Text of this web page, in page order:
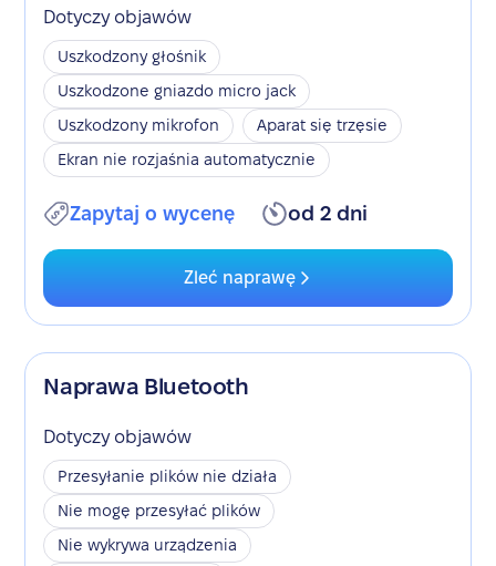
Dotyczy objawów
Uszkodzony głośnik
Uszkodzone gniazdo micro jack
Uszkodzony mikrofon
Aparat się trzęsie
Ekran nie rozjaśnia automatycznie
Zapytaj o wycenę od 2 dni
Zleć naprawę
Naprawa Bluetooth
Dotyczy objawów
Przesyłanie plików nie działa
Nie mogę przesyłać plików
Nie wykrywa urządzenia